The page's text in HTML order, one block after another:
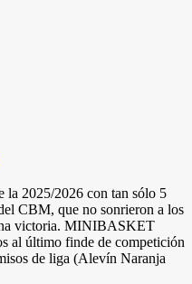
la 2025/2026 con tan sólo 5
CBM, que no sonrieron a los
victoria. MINIBASKET
último finde de competición
de liga (Alevín Naranja